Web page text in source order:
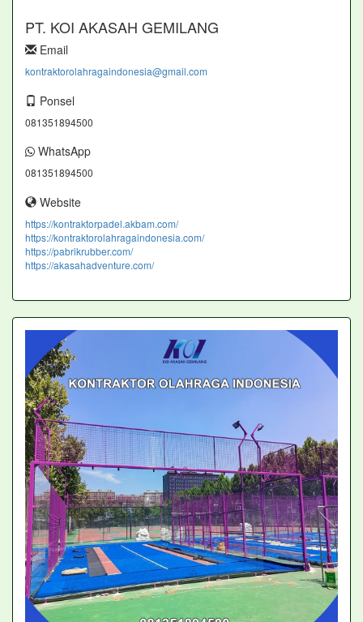
PT. KOI AKASAH GEMILANG
Email
kontraktorolahragaindonesia@gmail.com
Ponsel
081351894500
WhatsApp
081351894500
Website
https://kontraktorpadel.akbam.com/
https://kontraktorolahragaindonesia.com/
https://pabrikrubber.com/
https://akasahadventure.com/